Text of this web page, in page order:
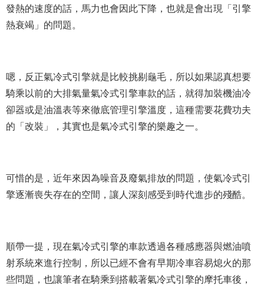
發熱的速度的話，馬力也會因此下降，也就是會出現「引擎
熱衰竭」的問題。
嗯，反正氣冷式引擎就是比較挑剔龜毛，所以如果認真想要
騎乘以前的大排氣量氣冷式引擎車款的話，就得加裝機油冷
卻器或是油溫表等來徹底管理引擎溫度，這種需要花費功夫
的「改裝」，其實也是氣冷式引擎的樂趣之一。
可惜的是，近年來因為噪音及廢氣排放的問題，使氣冷式引
擎逐漸喪失存在的空間，讓人深刻感受到時代進步的殘酷。
順帶一提，現在氣冷式引擎的車款透過各種感應器與燃油噴
射系統來進行控制，所以已經不會有早期冷車容易熄火的那
些問題，也讓筆者在騎乘到搭載著氣冷式引擎的摩托車後，